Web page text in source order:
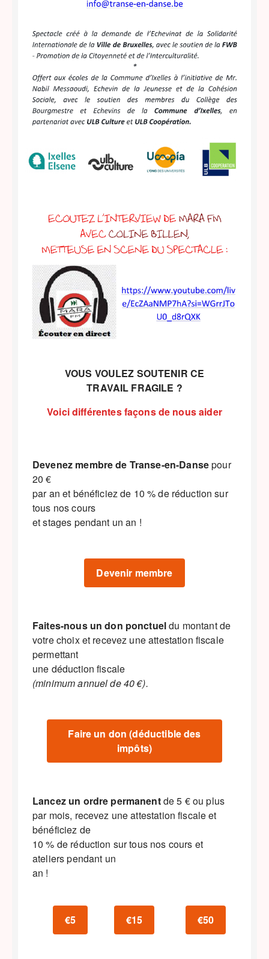
VOUS VOULEZ SOUTENIR CE
TRAVAIL FRAGILE ?
Voici différentes façons de nous aider
Devenez membre de Transe-en-Dansepour
20 €
par an et bénéficiez de 10 % de réduction sur
tous nos cours
et stages pendant un an !
Devenir membre
Faites-nous un don ponctueldu montant de
votre choix et recevez une attestation fiscale
permettant
une déduction fiscale
(minimum annuel de 40 €).
Faire un don (déductible des
impôts)
Lancez un ordre permanentde 5 € ou plus
par mois, recevez une attestation fiscale et
bénéficiez de
10 % de réduction sur tous nos cours et
ateliers pendant un
an !
€5 €15 €50